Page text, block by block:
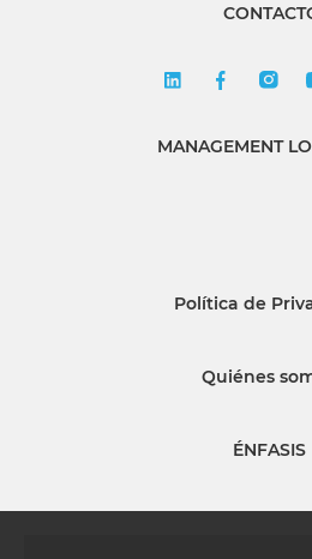
MANAGEMENT
Política de
Quiénes
ÉNFASIS